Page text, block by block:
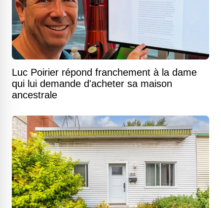
Luc Poirier répond franchement à la dame
qui lui demande d'acheter sa maison
ancestrale